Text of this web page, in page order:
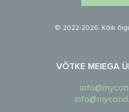
© 2022-2026. Kõik
VÕTKE MEIEGA